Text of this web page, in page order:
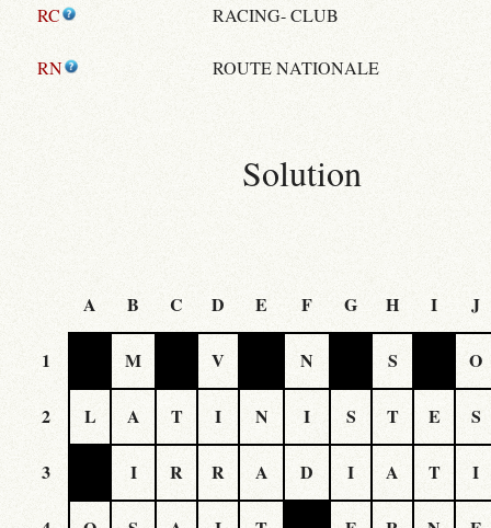
RC RACING- CLUB
RN ROUTE NATIONALE
Solution
A B C D E F G H I J
1 M V N S O
2 L A T I N I S T E S
3 I R R A D I A T I